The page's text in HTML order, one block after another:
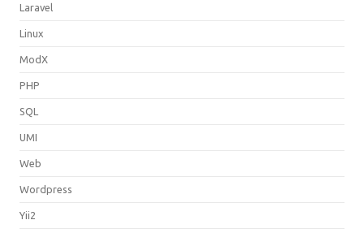
Laravel
Linux
ModX
PHP
SQL
UMI
Web
Wordpress
Yii2